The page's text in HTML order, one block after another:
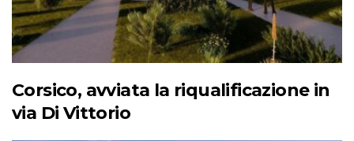
Corsico, avviata la riqualificazione in
via Di Vittorio